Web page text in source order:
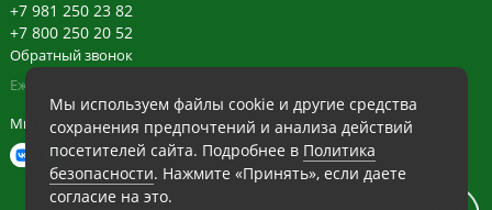
Размер порции:
капсулы
упаковке:60
Количество
в 1 порции
% от
суточной
нормы*
Мы используем файлы cookie и другие средства
сохранения предпочтений и анализа действий
посетителей сайта. Подробнее в Политика
безопасности. Нажмите «Принять», если даете
согласие на это.
+7 981 250 23 82
+7 800 250 20 52
Обратный звонок
Ежедневно в будние с 11:30 до 20:30, в выходные с 11:30 до 19:30
Мы в сети